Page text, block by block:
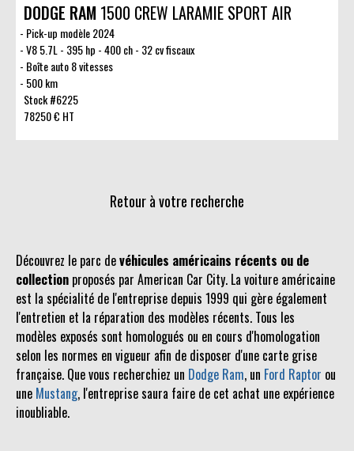
Découvrez le parc devéhicules américains récents ou de
collection proposés par American Car City. La voiture américaine
est la spécialité de l'entreprise depuis 1999 qui gère également
l'entretien et la réparation des modèles récents. Tous les
modèles exposés sont homologués ou en cours d'homologation
selon les normes en vigueur afin de disposer d'une carte grise
française. Que vous recherchiez un Dodge Ram, un Ford Raptor ou
une Mustang, l'entreprise saura faire de cet achat une expérience
inoubliable.
DODGE RAM 1500 CREW LARAMIE SPORT AIR
Pick-up modèle 2024
V8 5.7L - 395 hp - 400 ch - 32 cv fiscaux
Boîte auto 8 vitesses
500 km
Stock #6225
78250 € HT
Retour à votre recherche